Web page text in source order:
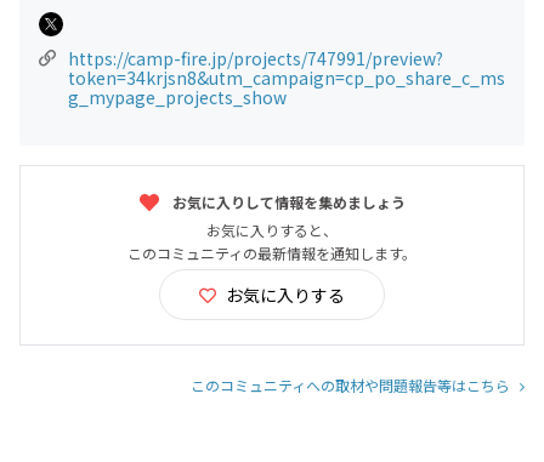
https://camp-fire.jp/projects/747991/preview?
token=34krjsn8&utm_campaign=cp_po_share_c_ms
g_mypage_projects_show
お気に入りして情報を集めましょう
お気に入りすると、
このコミュニティの最新情報を通知します。
お気に入りする
このコミュニティへの取材や問題報告等はこちら